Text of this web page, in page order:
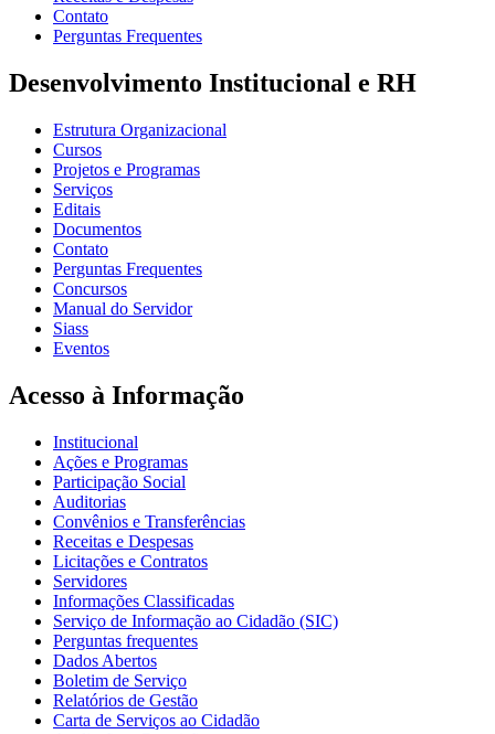
Contato
Perguntas Frequentes
Desenvolvimento Institucional e RH
Estrutura Organizacional
Cursos
Projetos e Programas
Serviços
Editais
Documentos
Contato
Perguntas Frequentes
Concursos
Manual do Servidor
Siass
Eventos
Acesso à Informação
Institucional
Ações e Programas
Participação Social
Auditorias
Convênios e Transferências
Receitas e Despesas
Licitações e Contratos
Servidores
Informações Classificadas
Serviço de Informação ao Cidadão (SIC)
Perguntas frequentes
Dados Abertos
Boletim de Serviço
Relatórios de Gestão
Carta de Serviços ao Cidadão